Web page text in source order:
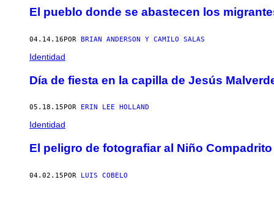
El pueblo donde se abastecen los
04.14.16POR BRIAN ANDERSON Y CAMILO SALAS
Identidad
Día de fiesta en la capilla de Jesús
05.18.15 POR ERIN LEE HOLLAND
Identidad
El peligro de fotografiar al Niño Compadrito
04.02.15POR LUIS COBELO